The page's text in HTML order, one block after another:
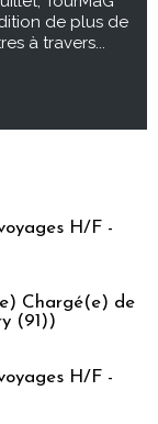
de plus de
à travers...
H/F -
Chargé(e) de
(91))
H/F -